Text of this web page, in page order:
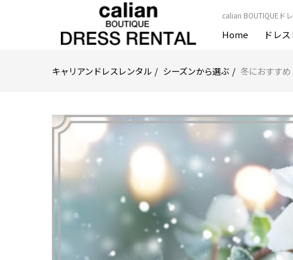
calian BOUTIQUEド
Home ドレ
キャリアンドレスレンタル シーズンから選ぶ 冬におすすめ